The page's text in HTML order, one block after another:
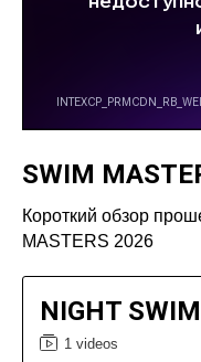
NIGHT SWIM
1 videos
SWIM
Короткий обзор
MASTERS 2026